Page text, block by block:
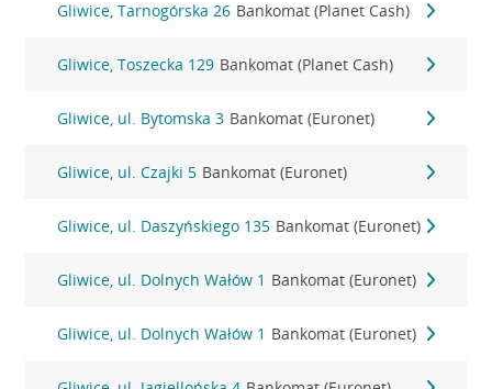
Gliwice, Tarnogórska 26 Bankomat (Planet Cash)
Gliwice, Toszecka 129 Bankomat (Planet Cash)
Gliwice, ul. Bytomska 3 Bankomat (Euronet)
Gliwice, ul. Czajki 5 Bankomat (Euronet)
Gliwice, ul. Daszyńskiego 135 Bankomat (Euronet)
Gliwice, ul. Dolnych Wałów 1 Bankomat (Euronet)
Gliwice, ul. Dolnych Wałów 1 Bankomat (Euronet)